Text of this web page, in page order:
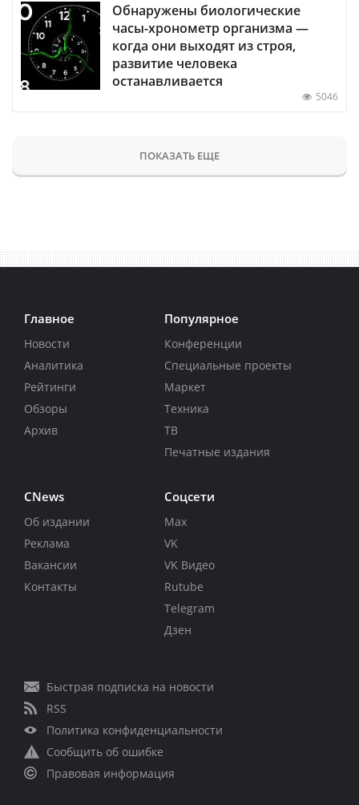
Обнаружены биологические
часы-хронометр организма —
когда они выходят из строя,
развитие человека
останавливается
5046
ПОКАЗАТЬ ЕЩЕ
Главное
Новости
Аналитика
Рейтинги
Обзоры
Архив
Популярное
Конференции
Специальные проекты
Маркет
Техника
ТВ
Печатные издания
CNews
Об издании
Реклама
Вакансии
Контакты
Соцсети
Max
VK
VK Видео
Rutube
Telegram
Дзен
Быстрая подписка на новости
RSS
Политика конфиденциальности
Сообщить об ошибке
Правовая информация